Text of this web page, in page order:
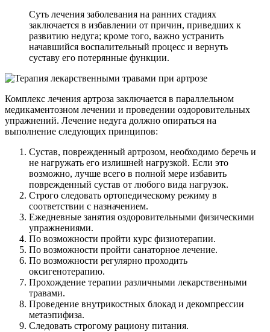
Суть лечения заболевания на ранних стадиях
заключается в избавлении от причин, приведших к
развитию недуга; кроме того, важно устранить
начавшийся воспалительный процесс и вернуть
суставу его потерянные функции.
Комплекс лечения артроза заключается в параллельном
медикаментозном лечении и проведении оздоровительных
упражнений. Лечение недуга должно опираться на
выполнение следующих принципов:
Сустав, поврежденный артрозом, необходимо беречь и
не нагружать его излишней нагрузкой. Если это
возможно, лучше всего в полной мере избавить
поврежденный сустав от любого вида нагрузок.
Строго следовать ортопедическому режиму в
соответствии с назначением.
Ежедневные занятия оздоровительными физическими
упражнениями.
По возможности пройти курс физиотерапии.
По возможности пройти санаторное лечение.
По возможности регулярно проходить
оксигенотерапию.
Прохождение терапии различными лекарственными
травами.
Проведение внутрикостных блокад и декомпрессии
метаэпифиза.
Следовать строгому рациону питания.